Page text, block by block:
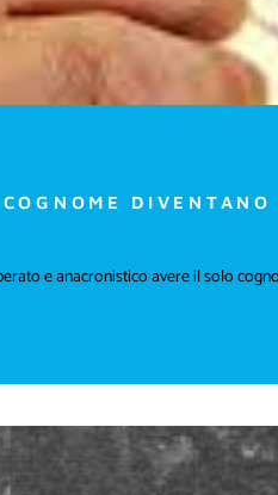
e anacronistico avere il solo